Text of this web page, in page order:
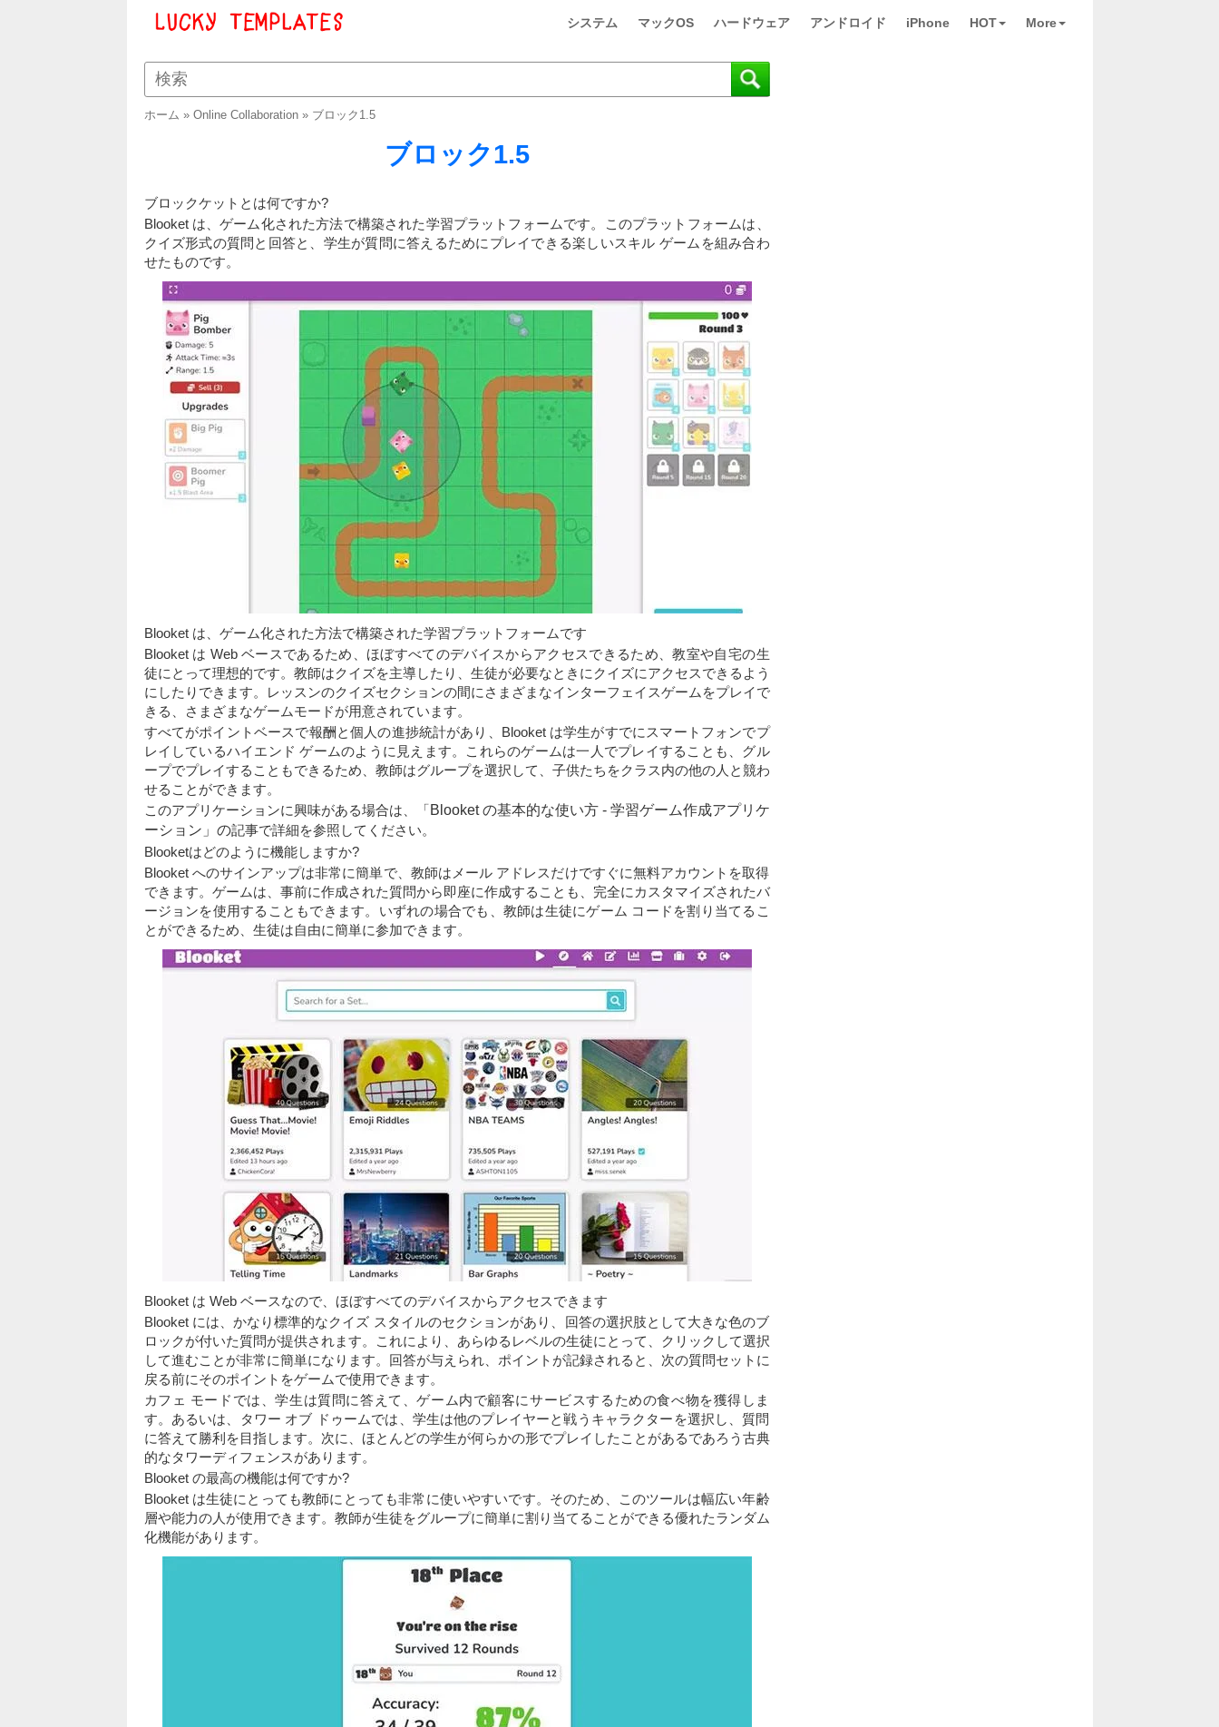
システム マックOS ハードウェア アンドロイド iPhone HOT More
ホーム » Online Collaboration» ブロック1.5
ブロック1.5
ブロックケットとは何ですか?
Blooket は、ゲーム化された方法で構築された学習プラットフォームです。このプラットフォームは、
クイズ形式の質問と回答と、学生が質問に答えるためにプレイできる楽しいスキル ゲームを組み合わ
せたものです。
Blooket は、ゲーム化された方法で構築された学習プラットフォームです
Blooket は Web ベースであるため、ほぼすべてのデバイスからアクセスできるため、教室や自宅の生
徒にとって理想的です。教師はクイズを主導したり、生徒が必要なときにクイズにアクセスできるよう
にしたりできます。レッスンのクイズセクションの間にさまざまなインターフェイスゲームをプレイで
きる、さまざまなゲームモードが用意されています。
すべてがポイントベースで報酬と個人の進捗統計があり、Blooket は学生がすでにスマートフォンでプ
レイしているハイエンド ゲームのように見えます。これらのゲームは一人でプレイすることも、グル
ープでプレイすることもできるため、教師はグループを選択して、子供たちをクラス内の他の人と競わ
せることができます。
このアプリケーションに興味がある場合は、「Blooket の基本的な使い方 - 学習ゲーム作成アプリケ
ーション」の記事で詳細を参照してください。
Blooketはどのように機能しますか?
Blooket へのサインアップは非常に簡単で、教師はメール アドレスだけですぐに無料アカウントを取得
できます。ゲームは、事前に作成された質問から即座に作成することも、完全にカスタマイズされたバ
ージョンを使用することもできます。いずれの場合でも、教師は生徒にゲーム コードを割り当てるこ
とができるため、生徒は自由に簡単に参加できます。
Blooket は Web ベースなので、ほぼすべてのデバイスからアクセスできます
Blooket には、かなり標準的なクイズ スタイルのセクションがあり、回答の選択肢として大きな色のブ
ロックが付いた質問が提供されます。これにより、あらゆるレベルの生徒にとって、クリックして選択
して進むことが非常に簡単になります。回答が与えられ、ポイントが記録されると、次の質問セットに
戻る前にそのポイントをゲームで使用できます。
カフェ モードでは、学生は質問に答えて、ゲーム内で顧客にサービスするための食べ物を獲得しま
す。あるいは、タワー オブ ドゥームでは、学生は他のプレイヤーと戦うキャラクターを選択し、質問
に答えて勝利を目指します。次に、ほとんどの学生が何らかの形でプレイしたことがあるであろう古典
的なタワーディフェンスがあります。
Blooket の最高の機能は何ですか?
Blooket は生徒にとっても教師にとっても非常に使いやすいです。そのため、このツールは幅広い年齢
層や能力の人が使用できます。教師が生徒をグループに簡単に割り当てることができる優れたランダム
化機能があります。